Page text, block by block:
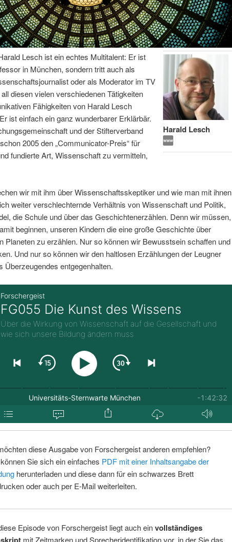
Harald Lesch
Lesch ist ein echtes Multitalent: Er ist
in München, sondern tritt auch als
oder als Moderator im TV
diesen vielen verschiedenen Tätigkeiten
Fähigkeiten von Harald Lesch
ist einfach ein ganz wunderbarer Erklärbär.
und der Stifterverband
2005 den „Communicator-Preis“ für
fundierte Art, Wissenschaft zu vermitteln,
wir mit ihm über Wissenschaftsskeptiker und wie man mit ihnen
weiter verschlechternde Verhältnis von Wissenschaft und Politik,
die Schule und über das Geschichtenerzählen. Denn wir müssen,
beginnen, unseren Kindern die eine große Geschichte über
Planeten zu erzählen. Nur so können wir Bewusstsein schaffen und
Und nur so können wir den haltlosen Erzählungen der Leugner
Überzeugendes entgegenhalten.
diese Ausgabe von Forschergeist anderen empfehlen?
Sie sich ein einfaches PDF mit einer Inhaltsangabe der
herunterladen und diese dann für ein schwarzes Brett
oder auch per E-Mail weiterleiten.
Episode von Forschergeist liegt auch einvollständiges